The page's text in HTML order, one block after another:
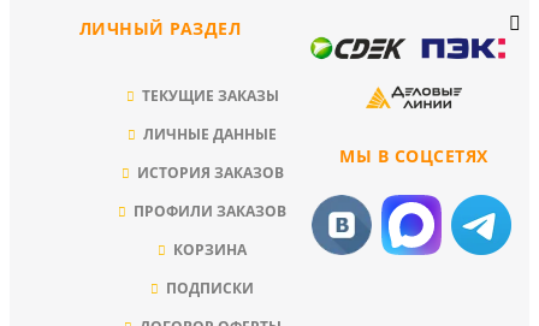
МЫ В СОЦСЕТЯХ
ЛИЧНЫЙ РАЗДЕЛ
ТЕКУЩИЕ ЗАКАЗЫ
ЛИЧНЫЕ ДАННЫЕ
ИСТОРИЯ ЗАКАЗОВ
ПРОФИЛИ ЗАКАЗОВ
КОРЗИНА
ПОДПИСКИ